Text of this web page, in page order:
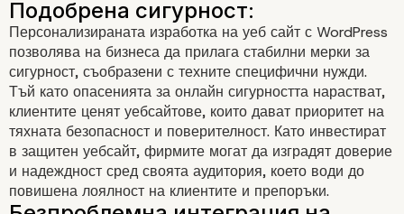
По-бързо време за
Персонализираната изработка на уеб сайт с WordPress
позволява на бизнеса да прилага стабилни мерки за
сигурност, съобразени с техните специфични нужди.
Тъй като опасенията за онлайн сигурността нарастват,
клиентите ценят уебсайтове, които дават приоритет на
тяхната безопасност и поверителност. Като инвестират
в защитен уебсайт, фирмите могат да изградят доверие
и надеждност сред своята аудитория, което води до
повишена лоялност на клиентите и препоръки.